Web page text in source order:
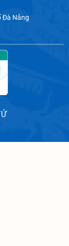
Đà Nẵng